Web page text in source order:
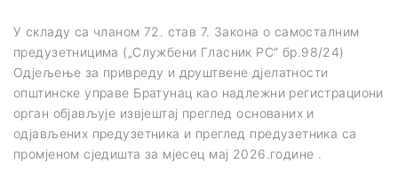
У складу са чланом 72. став 7. Закона о самосталним
предузетницима („Службени Гласник РС“ бр.98/24)
Одјељење за привреду и друштвене дјелатности
општинске управе Братунац као надлежни регистрациони
орган објављује извјештај преглед основаних и
одјављених предузетника и преглед предузетника са
промјеном сједишта за мјесец мај 2026.године .